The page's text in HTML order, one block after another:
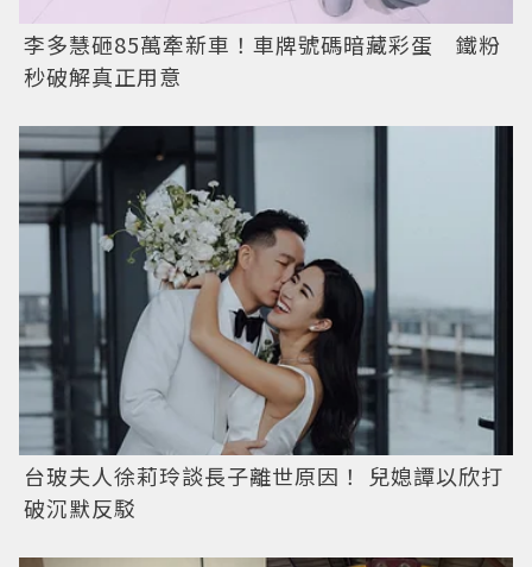
李多慧砸85萬牽新車！車牌號碼暗藏彩蛋 鐵粉
秒破解真正用意
台玻夫人徐莉玲談長子離世原因！ 兒媳譚以欣打
破沉默反駁